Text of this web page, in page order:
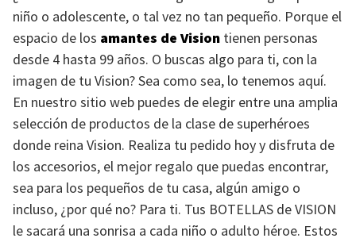
niño o adolescente, o tal vez no tan pequeño. Porque el
espacio de los amantes de Vision tienen personas
desde 4 hasta 99 años. O buscas algo para ti, con la
imagen de tu Vision? Sea como sea, lo tenemos aquí.
En nuestro sitio web puedes de elegir entre una amplia
selección de productos de la clase de superhéroes
donde reina Vision. Realiza tu pedido hoy y disfruta de
los accesorios, el mejor regalo que puedas encontrar,
sea para los pequeños de tu casa, algún amigo o
incluso, ¿por qué no? Para ti. Tus BOTELLAS deVISION
le sacará una sonrisa a cada niño o adulto héroe. Estos